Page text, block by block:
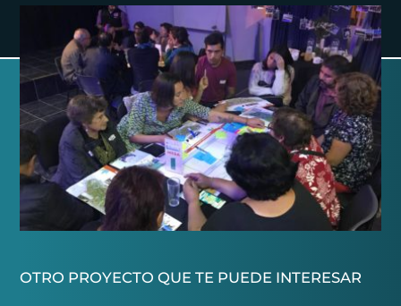
OTRO PROYECTO QUE TE PUEDE INTERESAR